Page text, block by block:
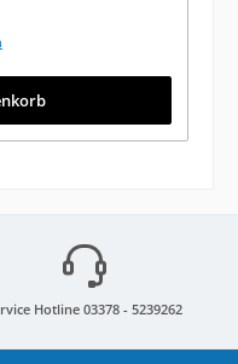
Hotline 03378 - 5239262